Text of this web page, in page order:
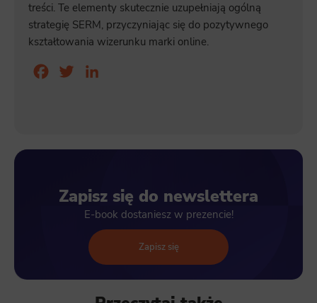
treści. Te elementy skutecznie uzupełniają ogólną
strategię SERM, przyczyniając się do pozytywnego
kształtowania wizerunku marki online.
Facebook
Twitter
Zapisz się do newslettera
E-book dostaniesz w prezencie!
Zapisz się